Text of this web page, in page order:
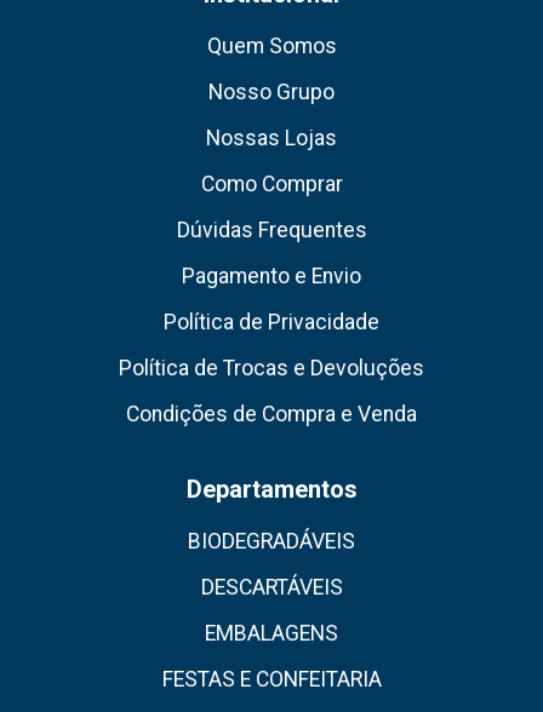
Quem Somos
Nosso Grupo
Nossas Lojas
Como Comprar
Dúvidas Frequentes
Pagamento e Envio
Política de Privacidade
Política de Trocas e Devoluções
Condições de Compra e Venda
Departamentos
BIODEGRADÁVEIS
DESCARTÁVEIS
EMBALAGENS
FESTAS E CONFEITARIA